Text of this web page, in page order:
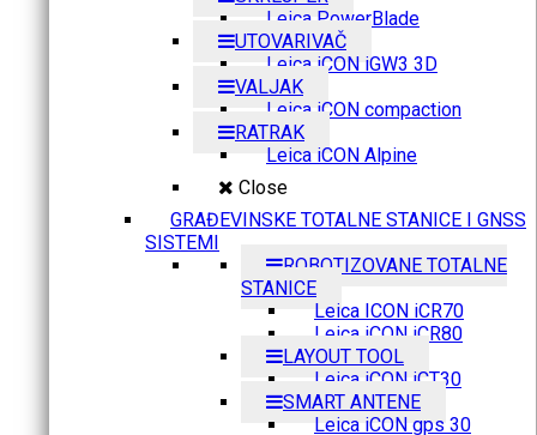
Leica PowerBlade
UTOVARIVAČ
Leica iCON iGW3 3D
VALJAK
Leica iCON compaction
RATRAK
Leica iCON Alpine
Close
GRAĐEVINSKE TOTALNE STANICE I GNSS
SISTEMI
ROBOTIZOVANE TOTALNE
STANICE
Leica ICON iCR70
Leica iCON iCR80
LAYOUT TOOL
Leica iCON iCT30
SMART ANTENE
Leica iCON gps 30